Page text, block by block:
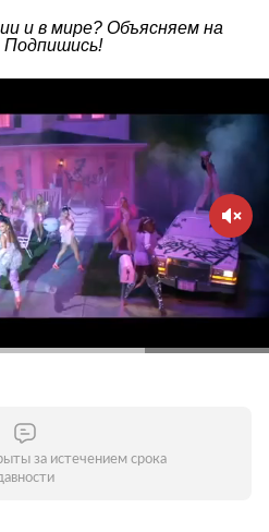
и в мире? Объясняем на
Подпишись!
за истечением срока